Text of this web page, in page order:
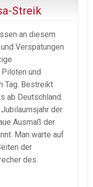
Streik
an diesem
Verspätungen
und
Tag. Bestreikt
ab Deutschland.
der
Ausmaß der
Man warte auf
der
des